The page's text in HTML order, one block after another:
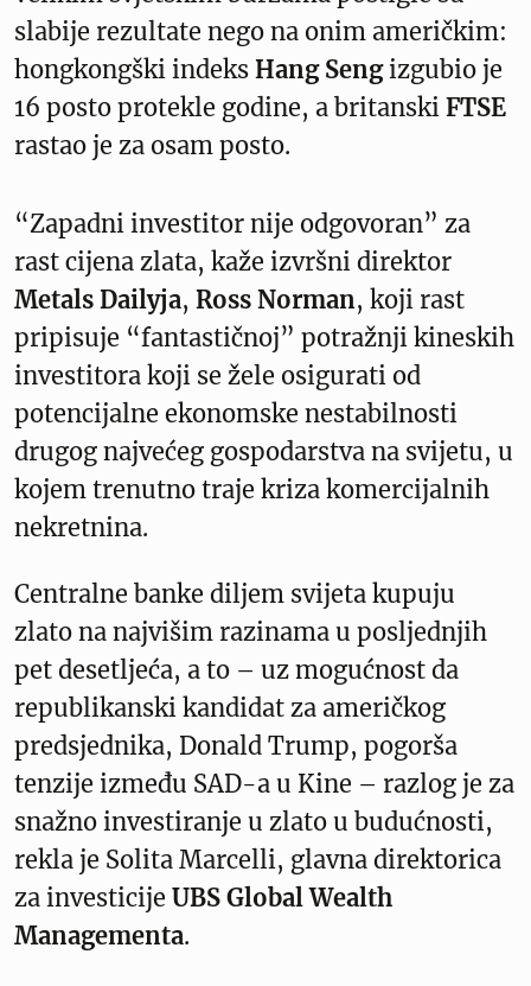
slabije rezultate nego na onim američkim:
hongkongški indeks Hang Sengizgubio je
16 posto protekle godine, a britanski FTSE
rastao je za osam posto.
“Zapadni investitor nije odgovoran” za
rast cijena zlata, kaže izvršni direktor
Metals Dailyja, Ross Norman, koji rast
pripisuje “fantastičnoj” potražnji kineskih
investitora koji se žele osigurati od
potencijalne ekonomske nestabilnosti
drugog najvećeg gospodarstva na svijetu, u
kojem trenutno traje kriza komercijalnih
nekretnina.
Centralne banke diljem svijeta kupuju
zlato na najvišim razinama u posljednjih
pet desetljeća, a to – uz mogućnost da
republikanski kandidat za američkog
predsjednika, Donald Trump, pogorša
tenzije između SAD-a u Kine – razlog je za
snažno investiranje u zlato u budućnosti,
rekla je Solita Marcelli, glavna direktorica
za investicije UBS Global Wealth
Managementa.